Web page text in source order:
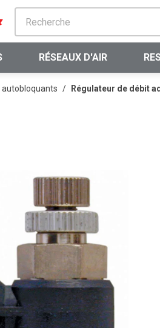
RÉSEAUX D'AIR
autobloquants / Régulateur de débit